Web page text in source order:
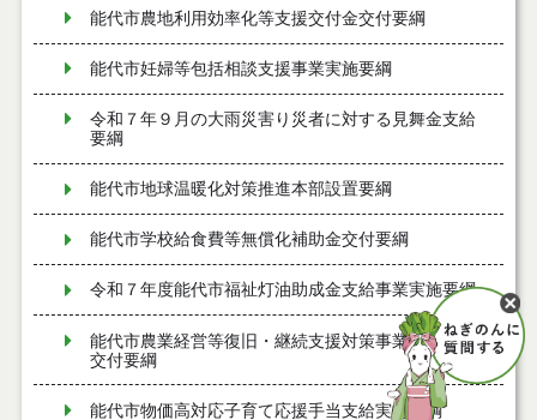
能代市農地利用効率化等支援交付金交付要綱
能代市妊婦等包括相談支援事業実施要綱
令和７年９月の大雨災害り災者に対する見舞金支給
要綱
能代市地球温暖化対策推進本部設置要綱
能代市学校給食費等無償化補助金交付要綱
令和７年度能代市福祉灯油助成金支給事業実施要綱
能代市農業経営等復旧・継続支援対策事業費補助金
交付要綱
能代市物価高対応子育て応援手当支給実施要綱